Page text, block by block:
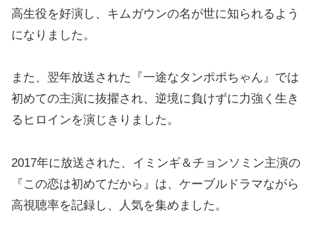
高生役を好演し、キムガウンの名が世に知られるよう
になりました。
また、翌年放送された『一途なタンポポちゃん』では
初めての主演に抜擢され、逆境に負けずに力強く生き
るヒロインを演じきりました。
2017年に放送された、イミンギ＆チョンソミン主演の
『この恋は初めてだから』は、ケーブルドラマながら
高視聴率を記録し、人気を集めました。